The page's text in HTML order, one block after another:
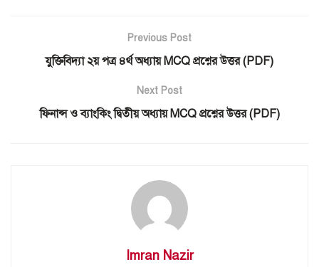
Previous Post
যুক্তিবিদ্যা ২য় পত্র ৪র্থ অধ্যায় MCQ প্রশ্নের উত্তর (PDF)
Next Post
ফিনান্স ও ব্যাংকিং দ্বিতীয় অধ্যায় MCQ প্রশ্নের উত্তর (PDF)
Imran Nazir